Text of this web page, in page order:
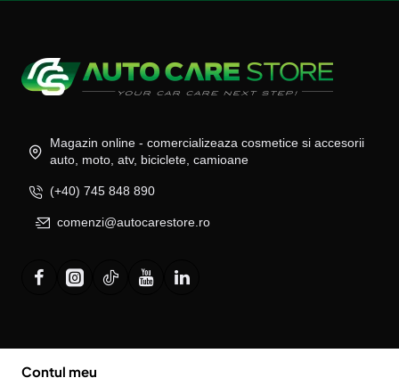
Magazin online - comercializeaza cosmetice si accesorii
auto, moto, atv, biciclete, camioane
(+40) 745 848 890
comenzi@autocarestore.ro
Contul meu